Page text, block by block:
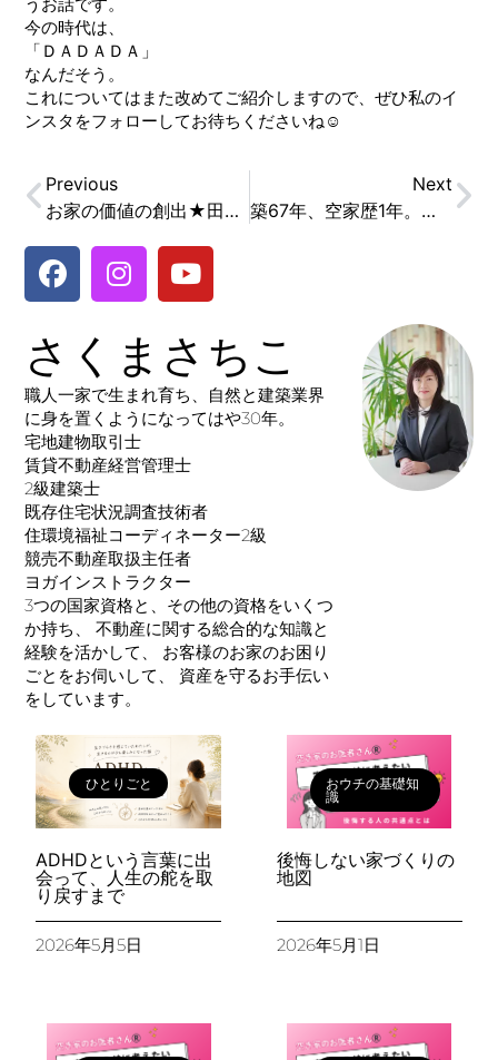
今の時代は、
「ＤＡＤＡＤＡ」
なんだそう。
これについてはまた改めてご紹介しますので、ぜひ私のイ
ンスタをフォローしてお待ちくださいね☺
Previous
お家の価値の創出★田舎の実家じまいのステップ③
Next
築67年、空家歴1年。貸家運用するための内部チェック
さくまさちこ
職人一家で生まれ育ち、自然と建築業界
に身を置くようになってはや30年。
宅地建物取引士
賃貸不動産経営管理士
2級建築士
既存住宅状況調査技術者
住環境福祉コーディネーター2級
競売不動産取扱主任者
ヨガインストラクター
3つの国家資格と、その他の資格をいくつ
か持ち、 不動産に関する総合的な知識と
経験を活かして、 お客様のお家のお困り
ごとをお伺いして、 資産を守るお手伝い
をしています。
ひとりごと
ADHDという言葉に出
会って、人生の舵を取
り戻すまで
2026年5月5日
おウチの基礎知
識
後悔しない家づくりの
地図
2026年5月1日